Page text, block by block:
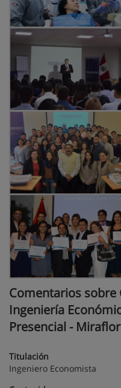
Comentarios sobre
Ingeniería
Presencial -
Titulación
Ingeniero Economista